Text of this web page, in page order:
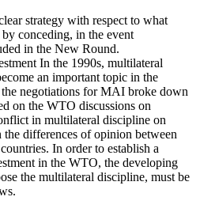
strategy with respect to what
conceding, in the event
in the New Round.
In the 1990s, multilateral
an important topic in the
negotiations for MAI broke down
on the WTO discussions on
in multilateral discipline on
differences of opinion between
In order to establish a
in the WTO, the developing
the multilateral discipline, must be